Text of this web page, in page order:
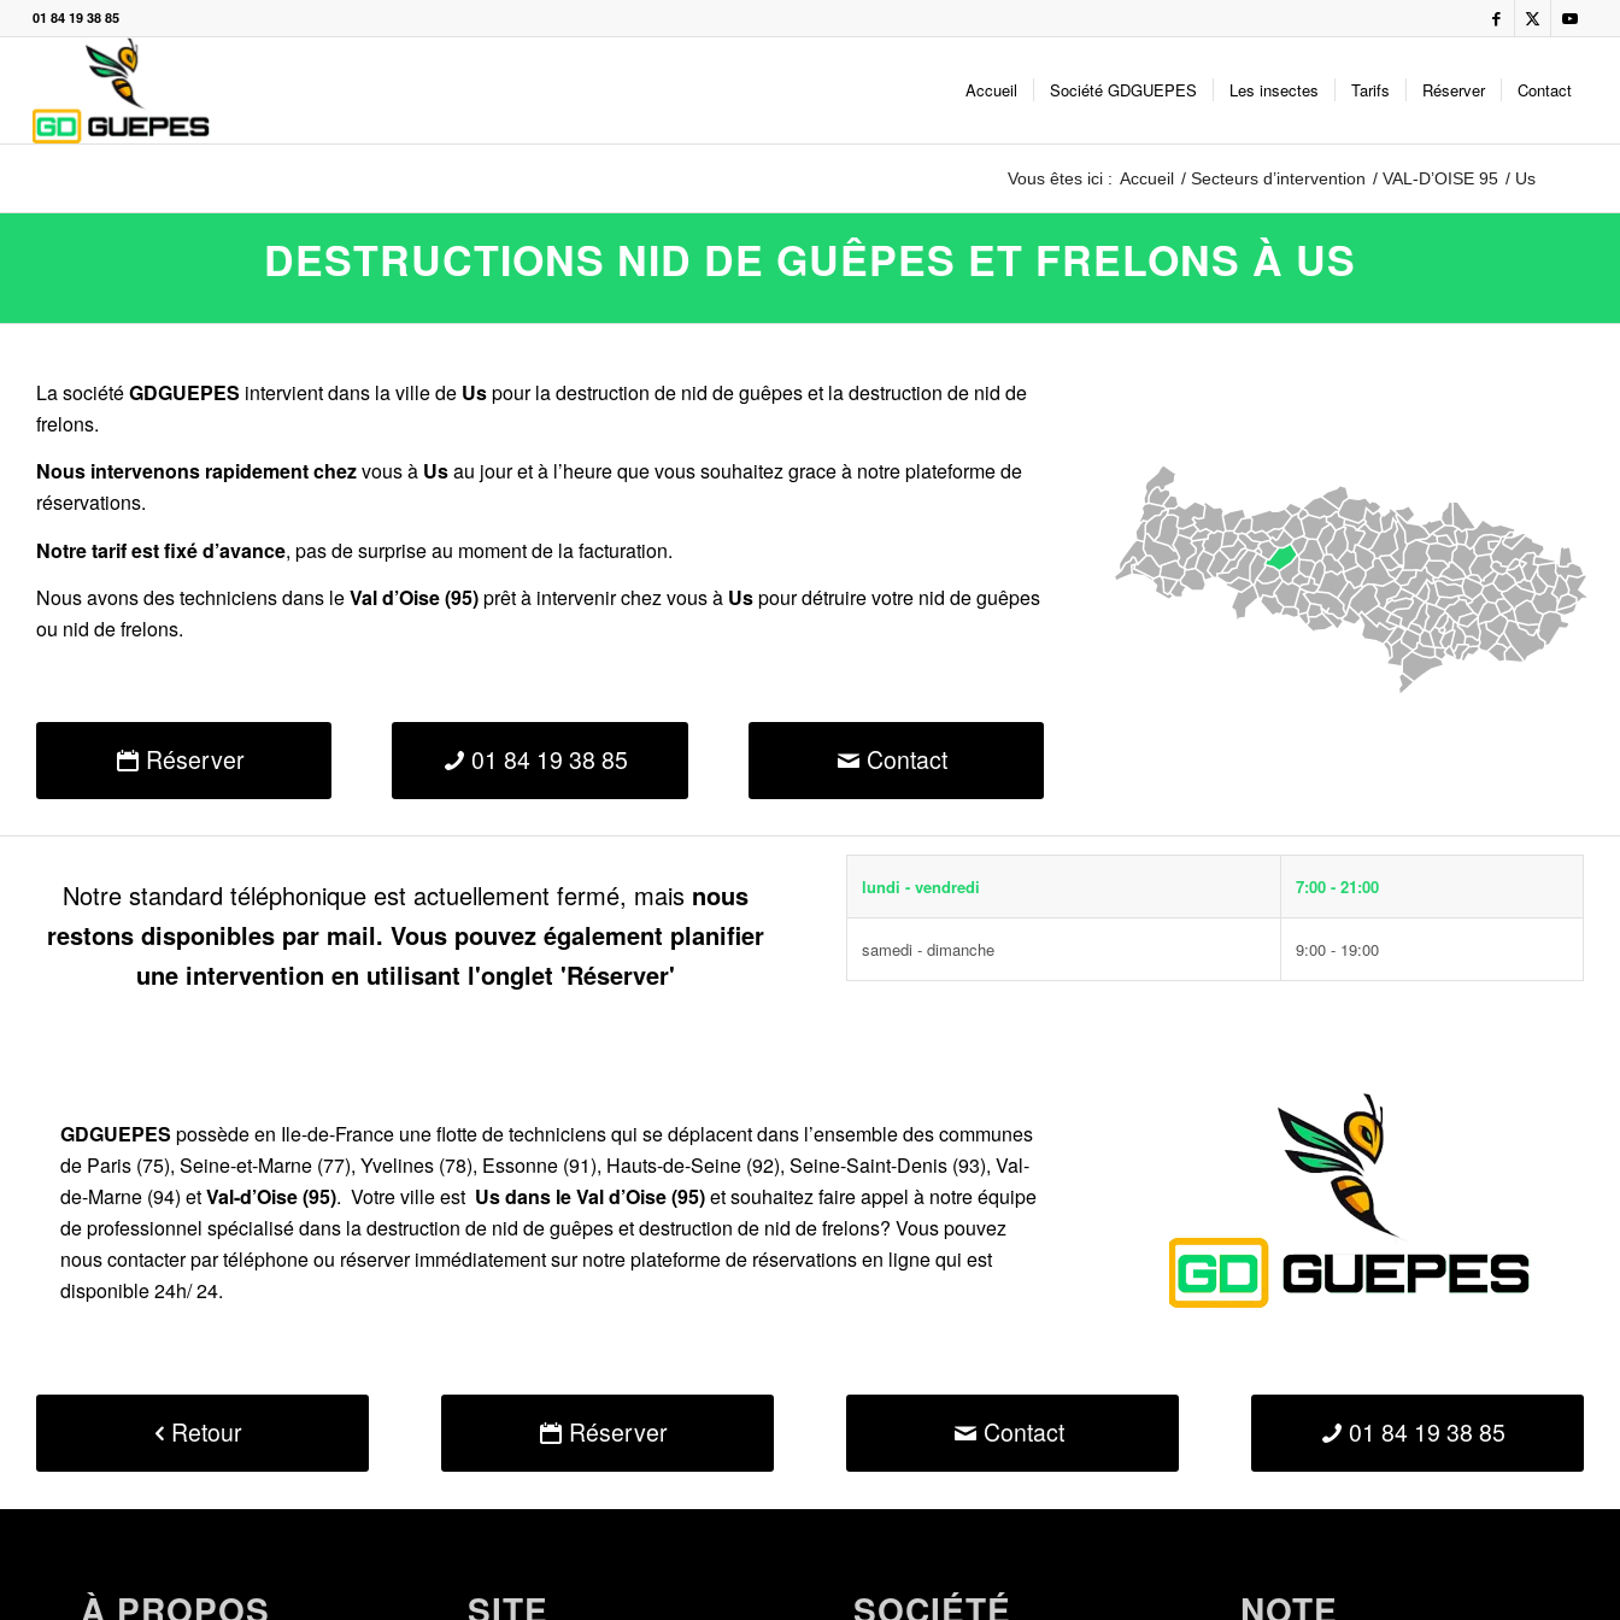
01 84 19 38 85
Accueil Société GDGUEPES Les insectes Tarifs Réserver Contact
Vous êtes ici : Accueil / Secteurs d’intervention / VAL-D’OISE 95 / Us
DESTRUCTIONS NID DE GUÊPES ET FRELONS À US
La sociétéGDGUEPES intervient dans la ville de Uspour la destruction de nid de guêpes et la destruction de nid de
frelons.
Nous intervenons rapidement chezvous à Usau jour et à l’heure que vous souhaitez grace à notre plateforme de
réservations.
Notre tarif est fixé d’avance, pas de surprise au moment de la facturation.
Nous avons des techniciens dans leVal d’Oise (95)prêt à intervenir chez vous à Uspour détruire votre nid de guêpes
ou nid de frelons.
Réserver 01 84 19 38 85 Contact
Notre standard téléphonique est actuellement fermé, mais nous
restons disponibles par mail. Vous pouvez également planifier
une intervention en utilisant l'onglet 'Réserver'
lundi - vendredi 7:00 - 21:00
samedi - dimanche 9:00 - 19:00
GDGUEPES possède en Ile-de-France une flotte de techniciens qui se déplacent dans l’ensemble des communes
de Paris (75), Seine-et-Marne (77), Yvelines (78), Essonne (91), Hauts-de-Seine (92), Seine-Saint-Denis (93), Val-
de-Marne (94) etVal-d’Oise (95). Votre ville est Us dans le Val d’Oise (95)et souhaitez faire appel à notre équipe
de professionnel spécialisé dans la destruction de nid de guêpes et destruction de nid de frelons? Vous pouvez
nous contacter par téléphone ou réserver immédiatement sur notre plateforme de réservations en ligne qui est
disponible 24h/ 24.
Retour Réserver Contact 01 84 19 38 85
À PROPOS SITE SOCIÉTÉ NOTE